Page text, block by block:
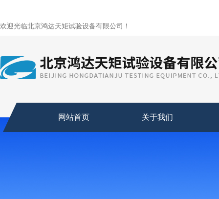
欢迎光临北京鸿达天矩试验设备有限公司！
网站首页 关于我们